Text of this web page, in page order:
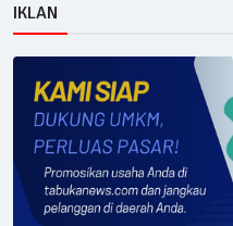
IKLAN